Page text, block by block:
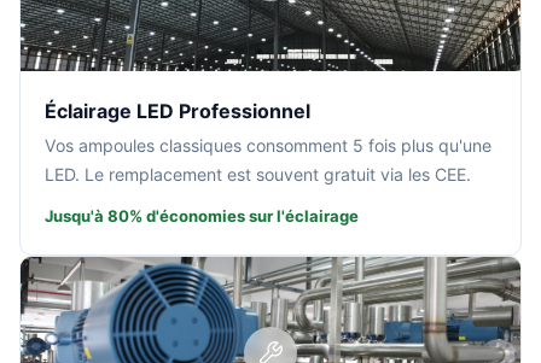
Éclairage LED Professionnel
Vos ampoules classiques consomment 5 fois plus qu'une
LED. Le remplacement est souvent gratuit via les CEE.
Jusqu'à 80% d'économies sur l'éclairage